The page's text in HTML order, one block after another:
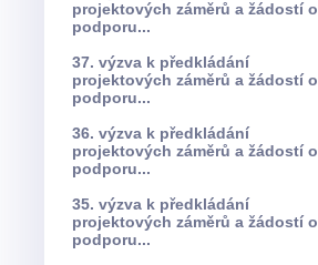
projektových záměrů a žádostí o
podporu...
37. výzva k předkládání
projektových záměrů a žádostí o
podporu...
36. výzva k předkládání
projektových záměrů a žádostí o
podporu...
35. výzva k předkládání
projektových záměrů a žádostí o
podporu...